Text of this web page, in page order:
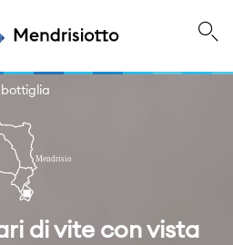
bottiglia
di vite con vista